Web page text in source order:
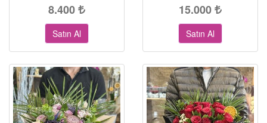
8.400
Satın Al
15.000
Satın Al